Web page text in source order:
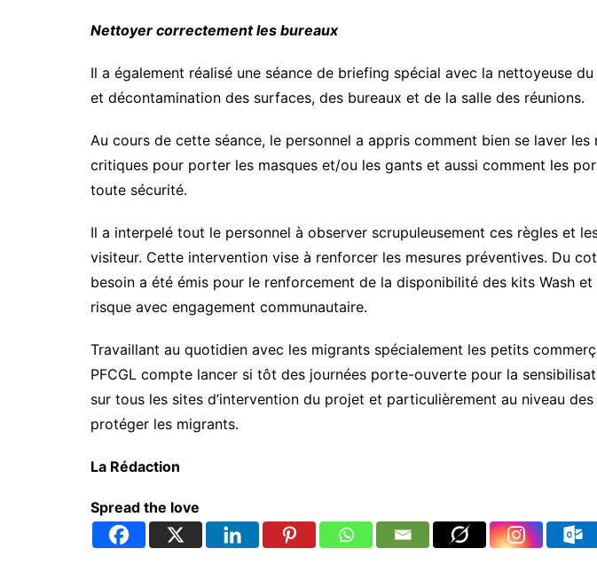
Nettoyer correctement les bureaux
Il a également réalisé une séance de briefing spécial avec la nettoyeuse du
et décontamination des surfaces, des bureaux et de la salle des réunions.
Au cours de cette séance, le personnel a appris comment bien se laver les
critiques pour porter les masques et/ou les gants et aussi comment les
toute sécurité.
Il a interpelé tout le personnel à observer scrupuleusement ces règles et
visiteur. Cette intervention vise à renforcer les mesures préventives. Du
besoin a été émis pour le renforcement de la disponibilité des kits Wash
risque avec engagement communautaire.
Travaillant au quotidien avec les migrants spécialement les petits
PFCGL compte lancer si tôt des journées porte-ouverte pour la
sur tous les sites d’intervention du projet et particulièrement au niveau
protéger les migrants.
La Rédaction
Spread the love